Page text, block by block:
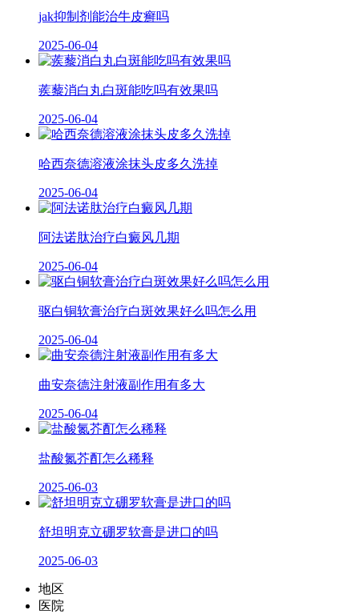
jak抑制剂能治牛皮癣吗
2025-06-04
蒺藜消白丸白斑能吃吗有效果吗
2025-06-04
哈西奈德溶液涂抹头皮多久洗掉
2025-06-04
阿法诺肽治疗白癜风几期
2025-06-04
驱白铜软膏治疗白斑效果好么吗怎么用
2025-06-04
曲安奈德注射液副作用有多大
2025-06-04
盐酸氮芥酊怎么稀释
2025-06-03
舒坦明克立硼罗软膏是进口的吗
2025-06-03
地区
医院